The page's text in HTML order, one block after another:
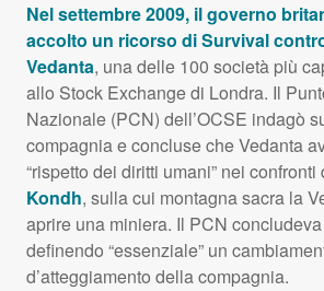
Nel settembre 2009, il governo
accolto un ricorso di Survival
Vedanta, una delle 100 società più
allo Stock Exchange di Londra. Il
Nazionale (PCN) dell’OCSE indagò
compagnia e concluse che Vedanta
“rispetto dei diritti umani” nei confronti
Kondh, sulla cui montagna sacra la
aprire una miniera. Il PCN
definendo “essenziale” un
d’atteggiamento della compagnia.